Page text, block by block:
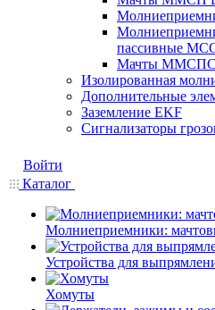
пассивные
Мачты
Изолированная
Дополнительные
Заземление EKF
Сигнализаторы
Войти
Каталог
Молниеприемники:
Устройства для
Хомуты